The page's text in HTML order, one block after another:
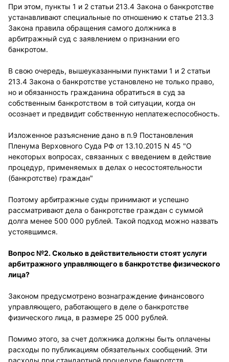
При этом, пункты 1 и 2 статьи 213.4 Закона о банкротстве
устанавливают специальные по отношению к статье 213.3
Закона правила обращения самого должника в
арбитражный суд с заявлением о признании его
банкротом.
В свою очередь, вышеуказанными пунктами 1 и 2 статьи
213.4 Закона о банкротстве установлено не только право,
но и обязанность гражданина обратиться в суд за
собственным банкротством в той ситуации, когда он
осознает и предвидит собственную неплатежеспособность.
Изложенное разъяснение дано в п.9 Постановления
Пленума Верховного Суда РФ от 13.10.2015 N 45 "О
некоторых вопросах, связанных с введением в действие
процедур, применяемых в делах о несостоятельности
(банкротстве) граждан"
Поэтому арбитражные суды принимают и успешно
рассматривают дела о банкротстве граждан с суммой
долга менее 500 000 рублей. Такой подход можно назвать
устоявшимся.
Вопрос №2. Сколько в действительности стоят услуги
арбитражного управляющего в банкротстве физического
лица?
Законом предусмотрено вознаграждение финансового
управляющего, работающего в деле о банкротстве
физического лица, в размере 25 000 рублей.
Помимо этого, за счет должника должны быть оплачены
расходы по публикациям обязательных сообщений. Эти
расходы при стандартной процедуре банкротств